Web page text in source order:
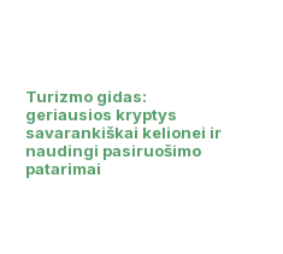
Turizmo gidas:
geriausios kryptys
savarankiškai kelionei ir
naudingi pasiruošimo
patarimai